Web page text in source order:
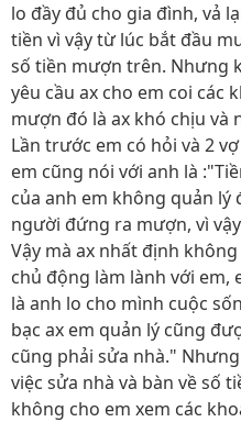
lo đầy đủ cho gia đình, vả
tiền vì vậy từ lúc bắt đầu
số tiền mượn trên. Nhưng
yêu cầu ax cho em coi các
mượn đó là ax khó chịu và
Lần trước em có hỏi và 2
em cũng nói với anh là
của anh em không quản lý
người đứng ra mượn, vì
Vậy mà ax nhất định
chủ động làm lành với em,
là anh lo cho mình cuộc
bạc ax em quản lý cũng
cũng phải sửa nhà."
việc sửa nhà và bàn về số
không cho em xem các